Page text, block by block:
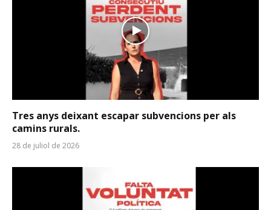
Tres anys deixant escapar subvencions per als
camins rurals.
28 de juliol de 2026